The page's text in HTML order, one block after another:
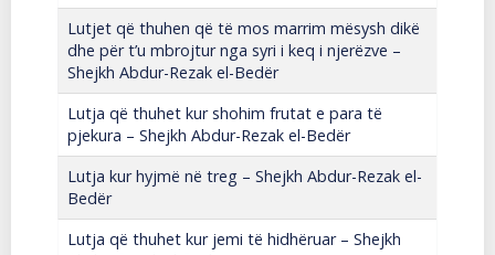
Lutjet që thuhen që të mos marrim mësysh dikë
dhe për t’u mbrojtur nga syri i keq i njerëzve –
Shejkh Abdur-Rezak el-Bedër
Lutja që thuhet kur shohim frutat e para të
pjekura – Shejkh Abdur-Rezak el-Bedër
Lutja kur hyjmë në treg – Shejkh Abdur-Rezak el-
Bedër
Lutja që thuhet kur jemi të hidhëruar – Shejkh